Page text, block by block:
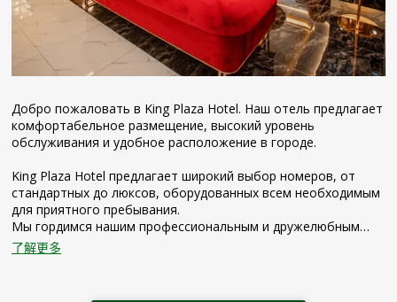
Добро пожаловать в King Plaza Hotel. Наш отель предлагает
комфортабельное размещение, высокий уровень
обслуживания и удобное расположение в городе.
King Plaza Hotel предлагает широкий выбор номеров, от
стандартных до люксов, оборудованных всем необходимым
для приятного пребывания.
Мы гордимся нашим профессиональным и дружелюбным
персоналом, который всегда готов предоставить вам
внимательное обслуживание и помочь вам с любыми
了解更多